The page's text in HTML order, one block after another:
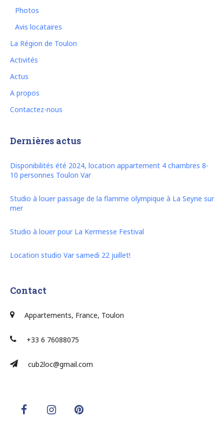
Photos
Avis locataires
La Région de Toulon
Activités
Actus
A propos
Contactez-nous
Dernières actus
Disponibilités été 2024, location appartement 4 chambres 8-
10 personnes Toulon Var
Studio à louer passage de la flamme olympique à La Seyne sur
mer
Studio à louer pour La Kermesse Festival
Location studio Var samedi 22 juillet!
Contact
Appartements, France, Toulon
+33 6 76088075
cub2loc@gmail.com